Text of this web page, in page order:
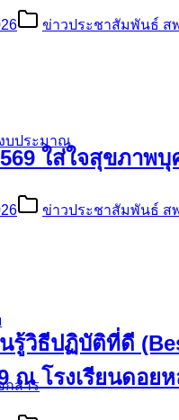
บประมาณ
กสาร
ข่าวประชาสัมพันธ์ ส
ใส่ใจสุขภาพ
ข่าวประชาสัมพันธ์ ส
รู้วิธีปฏิบัติที่ดี
โรงเรียนดอย